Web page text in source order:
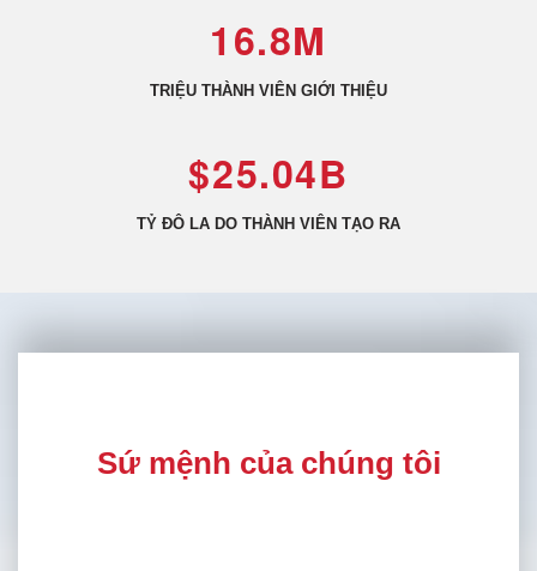
16.8M
TRIỆU THÀNH VIÊN GIỚI THIỆU
$25.04B
TỶ ĐÔ LA DO THÀNH VIÊN TẠO RA
Sứ mệnh của chúng tôi